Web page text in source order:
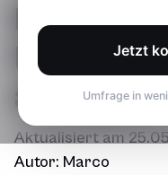
Jetzt
Umfrage in
abfragen
Aktualisiert am
Autor: Marco